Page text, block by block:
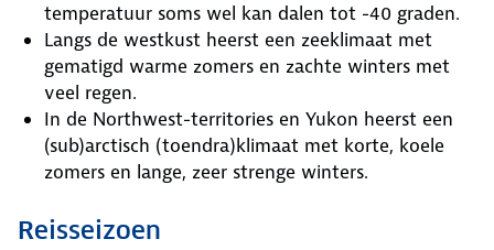
temperatuur soms wel kan dalen tot -40 graden.
Langs de westkust heerst een zeeklimaat met
gematigd warme zomers en zachte winters met
veel regen.
In de Northwest-territories en Yukon heerst een
(sub)arctisch (toendra)klimaat met korte, koele
zomers en lange, zeer strenge winters.
Reisseizoen